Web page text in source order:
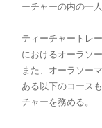
ーチャーの内の一
ティーチャートレ
におけるオーラソ
また、オーラソー
ある以下のコース
チャーを務める。